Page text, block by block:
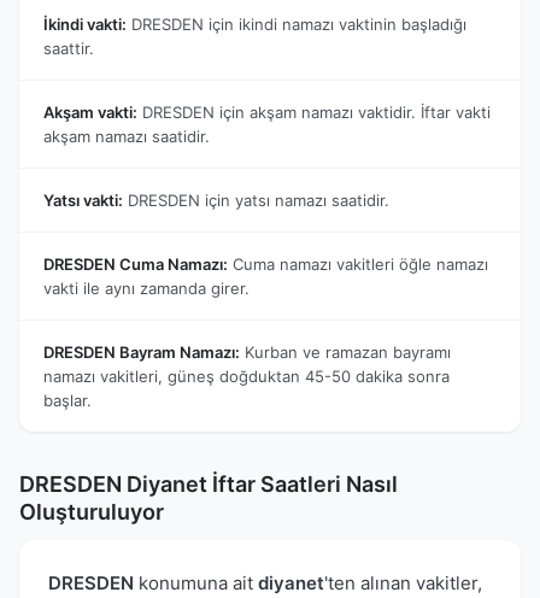
İkindi vakti: DRESDEN için ikindi namazı vaktinin başladığı
saattir.
Akşam vakti: DRESDEN için akşam namazı vaktidir. İftar vakti
akşam namazı saatidir.
Yatsı vakti: DRESDEN için yatsı namazı saatidir.
DRESDEN Cuma Namazı: Cuma namazı vakitleri öğle namazı
vakti ile aynı zamanda girer.
DRESDEN Bayram Namazı: Kurban ve ramazan bayramı
namazı vakitleri, güneş doğduktan 45-50 dakika sonra
başlar.
DRESDEN Diyanet İftar Saatleri Nasıl
Oluşturuluyor
DRESDEN konumuna ait diyanet'ten alınan vakitler,